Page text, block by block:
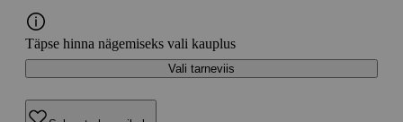
Täpse hinna nägemiseks vali kauplus
Vali tarneviis